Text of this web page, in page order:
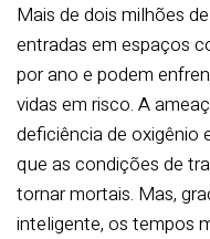
Mais de dois milhões
entradas em espaços
por ano e podem
vidas em risco. A
deficiência de oxigênio
que as condições de
tornar mortais. Mas,
inteligente, os tempos